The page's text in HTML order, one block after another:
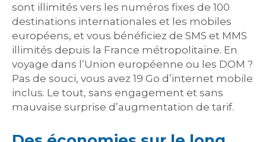
sont illimités vers les numéros fixes de 100
destinations internationales et les mobiles
européens, et vous bénéficiez de SMS et MMS
illimités depuis la France métropolitaine. En
voyage dans l’Union européenne ou les DOM ?
Pas de souci, vous avez 19 Go d’internet mobile
inclus. Le tout, sans engagement et sans
mauvaise surprise d’augmentation de tarif.